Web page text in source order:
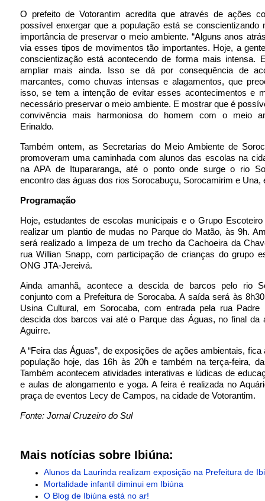
O prefeito de Votorantim acredita que através de ações
possível enxergar que a população está se conscientizando
importância de preservar o meio ambiente. “Alguns anos
via esses tipos de movimentos tão importantes. Hoje, a
conscientização está acontecendo de forma mais intensa.
ampliar mais ainda. Isso se dá por consequência de
marcantes, como chuvas intensas e alagamentos, que
isso, se tem a intenção de evitar esses acontecimentos e
necessário preservar o meio ambiente. E mostrar que é
convivência mais harmoniosa do homem com o meio
Erinaldo.
Também ontem, as Secretarias do Meio Ambiente de
promoveram uma caminhada com alunos das escolas na
na APA de Itupararanga, até o ponto onde surge o rio
encontro das águas dos rios Sorocabuçu, Sorocamirim e Una,
Programação
Hoje, estudantes de escolas municipais e o Grupo Escoteiro
realizar um plantio de mudas no Parque do Matão, às 9h.
será realizado a limpeza de um trecho da Cachoeira da
rua Willian Snapp, com participação de crianças do grupo
ONG JTA-Jereivá.
Ainda amanhã, acontece a descida de barcos pelo rio
conjunto com a Prefeitura de Sorocaba. A saída será às
Usina Cultural, em Sorocaba, com entrada pela rua Padre
descida dos barcos vai até o Parque das Águas, no final da
Aguirre.
A “Feira das Águas”, de exposições de ações ambientais, fica
população hoje, das 16h às 20h e também na terça-feira,
Também acontecem atividades interativas e lúdicas de
e aulas de alongamento e yoga. A feira é realizada no
praça de eventos Lecy de Campos, na cidade de Votorantim.
Fonte: Jornal Cruzeiro do Sul
Mais notícias sobre Ibiúna:
Alunos da Laurinda realizam exposição na Prefeitura de
Mortalidade infantil diminui em Ibiúna
O Blog de Ibiúna está no ar!